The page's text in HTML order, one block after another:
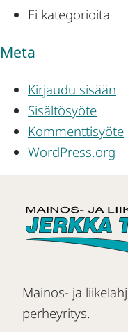
Ei kategorioita
Meta
Kirjaudu sisään
Sisältösyöte
Kommenttisyöte
WordPress.org
Mainos- ja
perheyritys.